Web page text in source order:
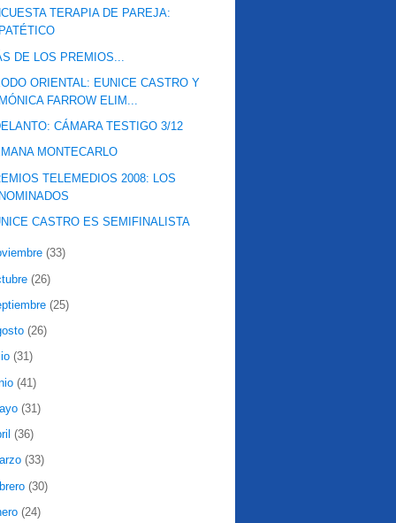
TERAPIA DE PAREJA:
DE LOS PREMIOS...
ORIENTAL: EUNICE CASTRO Y
FARROW ELIM...
CÁMARA TESTIGO 3/12
MONTECARLO
TELEMEDIOS 2008: LOS
CASTRO ES SEMIFINALISTA
(33)
(26)
(25)
(26)
(31)
(41)
(31)
(36)
(33)
(30)
(24)